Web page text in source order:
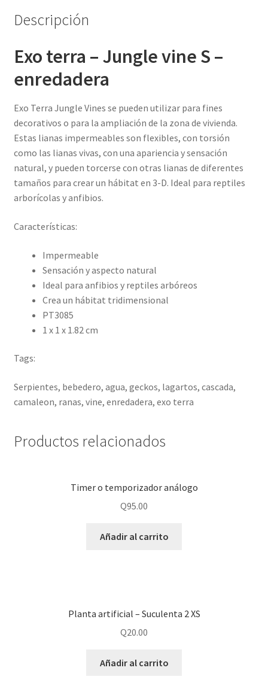
Descripción
Exo terra – Jungle vine S –
enredadera
Exo Terra Jungle Vines se pueden utilizar para fines
decorativos o para la ampliación de la zona de vivienda.
Estas lianas impermeables son flexibles, con torsión
como las lianas vivas, con una apariencia y sensación
natural, y pueden torcerse con otras lianas de diferentes
tamaños para crear un hábitat en 3-D. Ideal para reptiles
arborícolas y anfibios.
Características:
Impermeable
Sensación y aspecto natural
Ideal para anfibios y reptiles arbóreos
Crea un hábitat tridimensional
PT3085
1 x 1 x 1.82 cm
Tags:
Serpientes, bebedero, agua, geckos, lagartos, cascada,
camaleon, ranas, vine, enredadera, exo terra
Productos relacionados
Timer o temporizador análogo
Q95.00
Añadir al carrito
Planta artificial – Suculenta 2 XS
Q20.00
Añadir al carrito